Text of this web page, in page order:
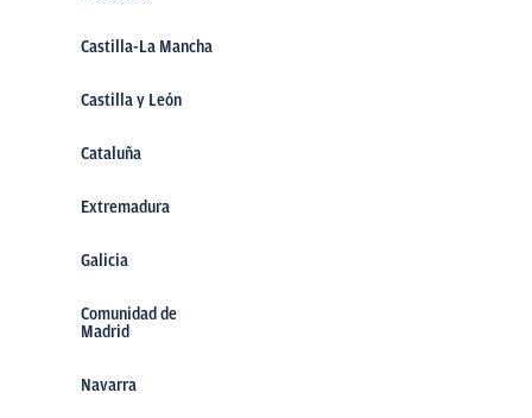
Castilla-La Mancha
Castilla y León
Cataluña
Extremadura
Galicia
Comunidad de
Madrid
Navarra